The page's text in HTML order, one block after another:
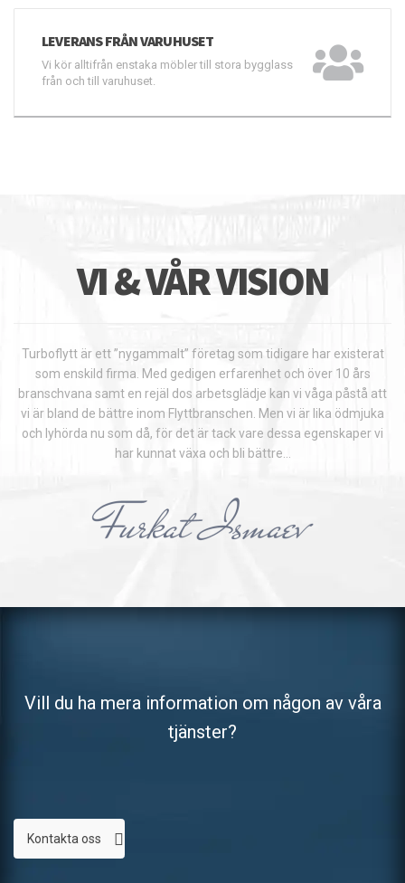
LEVERANS FRÅN VARUHUSET
Vi kör alltifrån enstaka möbler till stora bygglass
från och till varuhuset.
VI & VÅR VISION
Turboflytt är ett ”nygammalt” företag som tidigare har existerat
som enskild firma. Med gedigen erfarenhet och över 10 års
branschvana samt en rejäl dos arbetsglädje kan vi våga påstå att
vi är bland de bättre inom Flyttbranschen. Men vi är lika ödmjuka
och lyhörda nu som då, för det är tack vare dessa egenskaper vi
har kunnat växa och bli bättre…
Vill du ha mera information om någon av våra
tjänster?
Kontakta oss